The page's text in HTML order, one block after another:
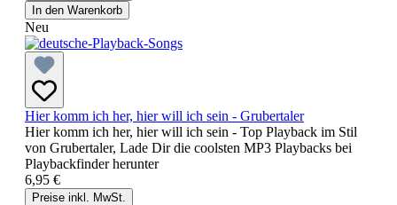
In den Warenkorb
Neu
Hier komm ich her, hier will ich sein - Grubertaler
Hier komm ich her, hier will ich sein - Top Playback im Stil
von Grubertaler, Lade Dir die coolsten MP3 Playbacks bei
Playbackfinder herunter
6,95 €
Preise inkl. MwSt.